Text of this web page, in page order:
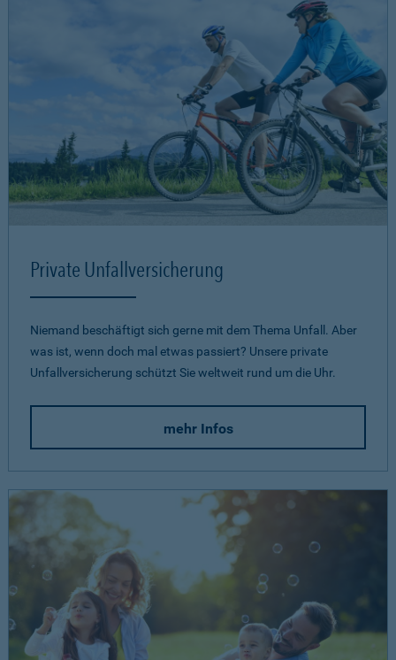
Private Unfallversicherung
Niemand beschäftigt sich gerne mit dem Thema Unfall. Aber
was ist, wenn doch mal etwas passiert? Unsere private
Unfallversicherung schützt Sie weltweit rund um die Uhr.
mehr Infos